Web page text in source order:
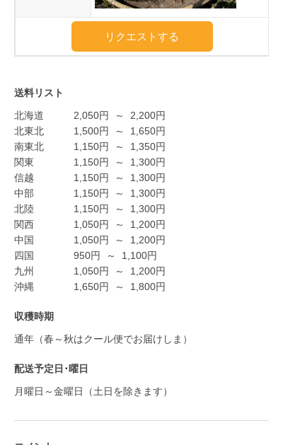
リクエストする
送料リスト
北海道
2,050円 ～ 2,200円
北東北
1,500円 ～ 1,650円
南東北
1,150円 ～ 1,350円
関東
1,150円 ～ 1,300円
信越
1,150円 ～ 1,300円
中部
1,150円 ～ 1,300円
北陸
1,150円 ～ 1,300円
関西
1,050円 ～ 1,200円
中国
1,050円 ～ 1,200円
四国
950円 ～ 1,100円
九州
1,050円 ～ 1,200円
沖縄
1,650円 ～ 1,800円
収穫時期
通年（春～秋はクール便でお届けしま）
配送予定日･曜日
月曜日～金曜日（土日を除きます）